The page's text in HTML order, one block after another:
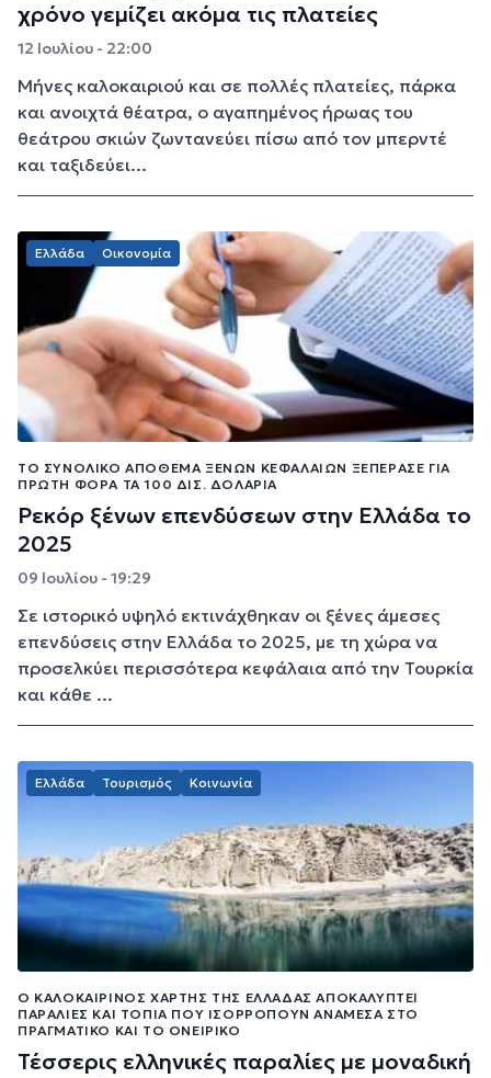
χρόνο γεμίζει ακόμα τις πλατείες
12 Ιουλίου - 22:00
Μήνες καλοκαιριού και σε πολλές πλατείες, πάρκα
και ανοιχτά θέατρα, ο αγαπημένος ήρωας του
θεάτρου σκιών ζωντανεύει πίσω από τον μπερντέ
και ταξιδεύει...
Ελλάδα Οικονομία
ΤΟ ΣΥΝΟΛΙΚΌ ΑΠΌΘΕΜΑ ΞΈΝΩΝ ΚΕΦΑΛΑΊΩΝ ΞΕΠΈΡΑΣΕ ΓΙΑ
ΠΡΏΤΗ ΦΟΡΆ ΤΑ 100 ΔΙΣ. ΔΟΛΆΡΙΑ
Ρεκόρ ξένων επενδύσεων στην Ελλάδα το
2025
09 Ιουλίου - 19:29
Σε ιστορικό υψηλό εκτινάχθηκαν οι ξένες άμεσες
επενδύσεις στην Ελλάδα το 2025, με τη χώρα να
προσελκύει περισσότερα κεφάλαια από την Τουρκία
και κάθε ...
Ελλάδα Τουρισμός Κοινωνία
Ο ΚΑΛΟΚΑΙΡΙΝΌΣ ΧΆΡΤΗΣ ΤΗΣ ΕΛΛΆΔΑΣ ΑΠΟΚΑΛΎΠΤΕΙ
ΠΑΡΑΛΊΕΣ ΚΑΙ ΤΟΠΊΑ ΠΟΥ ΙΣΟΡΡΟΠΟΎΝ ΑΝΆΜΕΣΑ ΣΤΟ
ΠΡΑΓΜΑΤΙΚΌ ΚΑΙ ΤΟ ΟΝΕΙΡΙΚΌ
Τέσσερις ελληνικές παραλίες με μοναδική